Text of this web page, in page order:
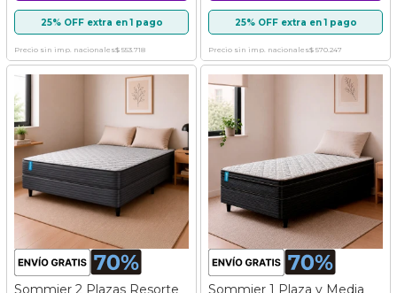
25% OFF extra en 1 pago
Precio sin imp. nacionales$ 553.718
25% OFF extra en 1 pago
Precio sin imp. nacionales$ 570.247